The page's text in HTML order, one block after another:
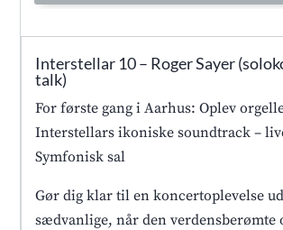
Interstellar 10 – Roger Sayer
talk)
For første gang i Aarhus: Oplev
Interstellars ikoniske soundtrack –
Symfonisk sal
Gør dig klar til en koncertoplevelse
sædvanlige, når den verdensberømte